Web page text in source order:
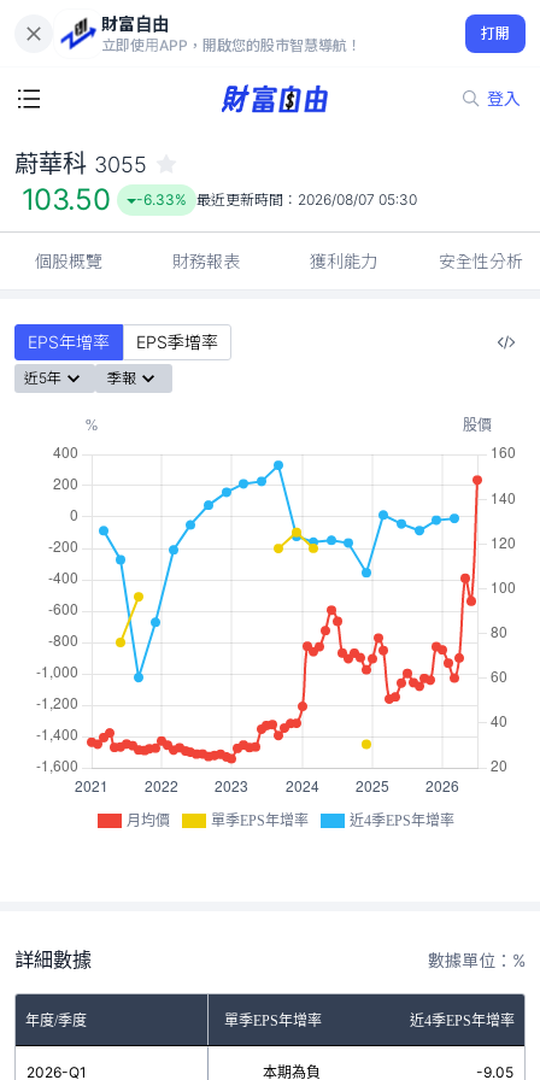
財富自由
立即使用APP，開啟您的股市智慧導航！
打開
登入
103.50
-6.33%
蔚華科 3055
103.50 -6.33% 最近更新時間： 2026/08/07 05:30
個股概覽 財務報表 獲利能力 安全性分析
EPS年增率 EPS季增率
近5年 季報
月均價 單季EPS年增率 近4季EPS年增率
詳細數據 數據單位：%
年度/季度 單季EPS年增率 近4季EPS年增率
2026-Q1 本期為負 -9.05